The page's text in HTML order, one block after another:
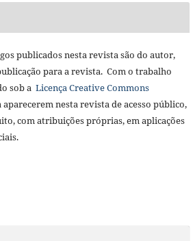
publicados nesta revista são do autor,
para a revista. Com o trabalho
sob a Licença Creative Commons
nesta revista de acesso público,
com atribuições próprias, em aplicações